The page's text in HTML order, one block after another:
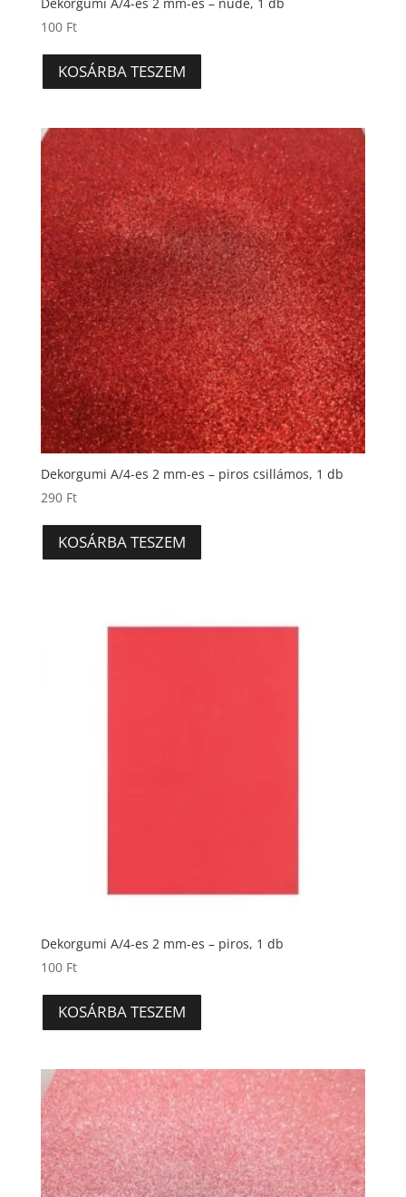
100 Ft
KOSÁRBA TESZEM
Dekorgumi A/4-es 2 mm-es – piros csillámos, 1 db
290 Ft
KOSÁRBA TESZEM
Dekorgumi A/4-es 2 mm-es – piros, 1 db
100 Ft
KOSÁRBA TESZEM